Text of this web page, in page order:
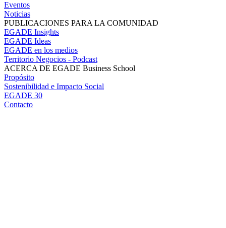
Eventos
Noticias
PUBLICACIONES PARA LA COMUNIDAD
EGADE Insights
EGADE Ideas
EGADE en los medios
Territorio Negocios - Podcast
ACERCA DE EGADE Business School
Propósito
Sostenibilidad e Impacto Social
EGADE 30
Contacto